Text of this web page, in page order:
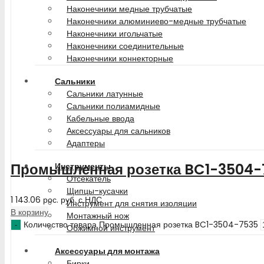
Наконечники медные трубчатые
Наконечники алюминиево-медные трубчатые
Наконечники игольчатые
Наконечники соединительные
Наконечники коннекторные
Сальники
Сальники латунные
Сальники полиамидные
Кабельные ввода
Аксессуары для сальников
Адаптеры
Инструменты
Отсекатель
Щипцы-кусачки
Инструмент для снятия изоляции
Монтажный нож
Обжимной инструмент
Аксессуары для монтажа
Промышленная розетка BC1-
1 143.06 рос. руб.с НДС
В корзину
Количество товара Промышленная розетка BC1-3504-7535